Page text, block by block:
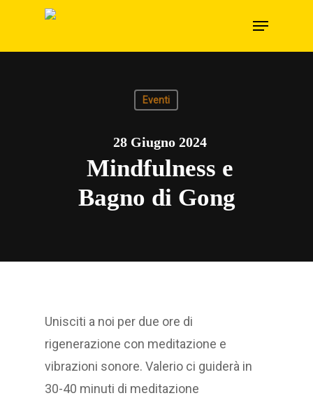
main
Menu
Eventi
28 Giugno 2024
Mindfulness e
Bagno di Gong
Unisciti a noi per due ore di
rigenerazione con meditazione e
vibrazioni sonore. Valerio ci guiderà in
30-40 minuti di meditazione